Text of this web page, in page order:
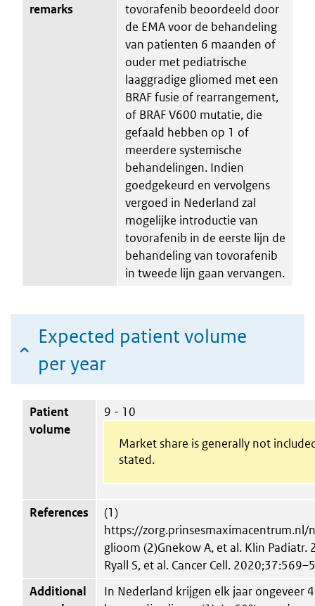
remarks
tovorafenib beoordeeld door
de EMA voor de behandeling
van patienten 6 maanden of
ouder met pediatrische
laaggradige gliomed met een
BRAF fusie of rearrangement,
of BRAF V600 mutatie, die
gefaald hebben op 1 of
meerdere systemische
behandelingen. Indien
goedgekeurd en vervolgens
vergoed in Nederland zal
mogelijke introductie van
tovorafenib in de eerste lijn de
behandeling van tovorafenib
in tweede lijn gaan vervangen.
Expected patient volume
per year
Patient
volume
9 - 10
Market share is generally not
stated.
References
(1)
https://zorg.prinsesmaximacentrum.nl/
glioom (2)Gnekow A, et al. Klin
Ryall S, et al. Cancer Cell.
Additional
In Nederland krijgen elk jaar ongeveer